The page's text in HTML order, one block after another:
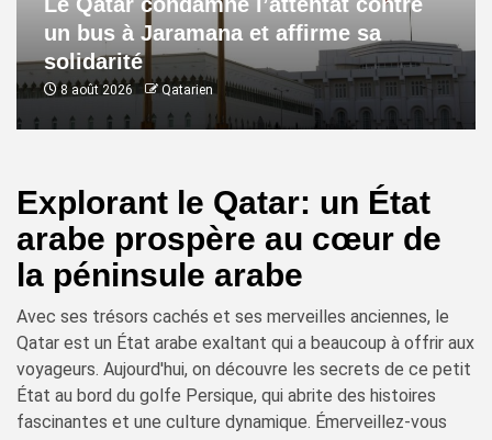
un bus à Jaramana et affirme sa
solidarité
8 août 2026 Qatarien
Explorant le Qatar: un État
arabe prospère au cœur de
la péninsule arabe
Avec ses trésors cachés et ses merveilles anciennes, le
Qatar est un État arabe exaltant qui a beaucoup à offrir aux
voyageurs. Aujourd'hui, on découvre les secrets de ce petit
État au bord du golfe Persique, qui abrite des histoires
fascinantes et une culture dynamique. Émerveillez-vous